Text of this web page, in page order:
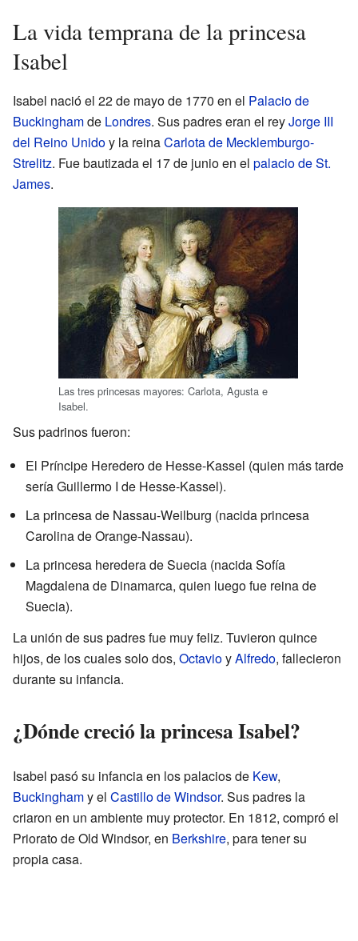
La vida temprana de la princesa
Isabel
Isabel nació el 22 de mayo de 1770 en el Palacio de
Buckinghamde Londres. Sus padres eran el reyJorge III
del Reino Unidoy la reinaCarlota de Mecklemburgo-
Strelitz. Fue bautizada el 17 de junio en el palacio de St.
James.
Las tres princesas mayores: Carlota, Agusta e
Isabel.
Sus padrinos fueron:
El Príncipe Heredero de Hesse-Kassel (quien más tarde
sería Guillermo I de Hesse-Kassel).
La princesa de Nassau-Weilburg (nacida princesa
Carolina de Orange-Nassau).
La princesa heredera de Suecia (nacida Sofía
Magdalena de Dinamarca, quien luego fue reina de
Suecia).
La unión de sus padres fue muy feliz. Tuvieron quince
hijos, de los cuales solo dos, OctavioyAlfredo, fallecieron
durante su infancia.
¿Dónde creció la princesa Isabel?
Isabel pasó su infancia en los palacios de Kew,
Buckinghamy el Castillo de Windsor. Sus padres la
criaron en un ambiente muy protector. En 1812, compró el
Priorato de Old Windsor, en Berkshire, para tener su
propia casa.